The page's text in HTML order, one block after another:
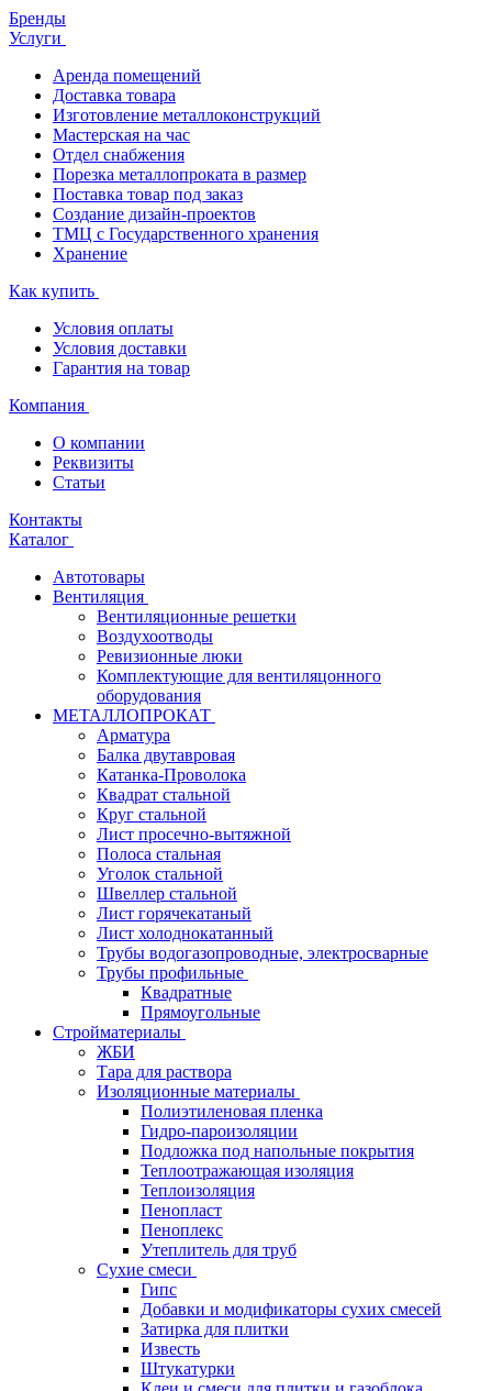
Бренды
Услуги
Аренда помещений
Доставка товара
Изготовление металлоконструкций
Мастерская на час
Отдел снабжения
Порезка металлопроката в размер
Поставка товар под заказ
Создание дизайн-проектов
ТМЦ с Государственного хранения
Хранение
Как купить
Условия оплаты
Условия доставки
Гарантия на товар
Компания
О компании
Реквизиты
Статьи
Контакты
Каталог
Автотовары
Вентиляция
Вентиляционные решетки
Воздухоотводы
Ревизионные люки
Комплектующие для вентиляцонного
оборудования
МЕТАЛЛОПРОКАТ
Арматура
Балка двутавровая
Катанка-Проволока
Квадрат стальной
Круг стальной
Лист просечно-вытяжной
Полоса стальная
Уголок стальной
Швеллер стальной
Лист горячекатаный
Лист холоднокатанный
Трубы водогазопроводные, электросварные
Трубы профильные
Квадратные
Прямоугольные
Стройматериалы
ЖБИ
Тара для раствора
Изоляционные материалы
Полиэтиленовая пленка
Гидро-пароизоляции
Подложка под напольные покрытия
Теплоотражающая изоляция
Теплоизоляция
Пенопласт
Пеноплекс
Утеплитель для труб
Сухие смеси
Гипс
Добавки и модификаторы сухих смесей
Затирка для плитки
Известь
Штукатурки